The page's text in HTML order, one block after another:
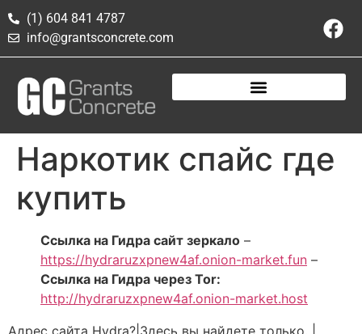
(1) 604 841 4787
info@grantsconcrete.com
Наркотик спайс где
купить
Ссылка на Гидра сайт зеркало –
https://hydraruzxpnew4af.onion-market.fun –
Ссылка на Гидра через Tor:
http://hydraruzxpnew4af.onion-market.host
Адрес сайта Hydra?|Здесь вы найдете только. |